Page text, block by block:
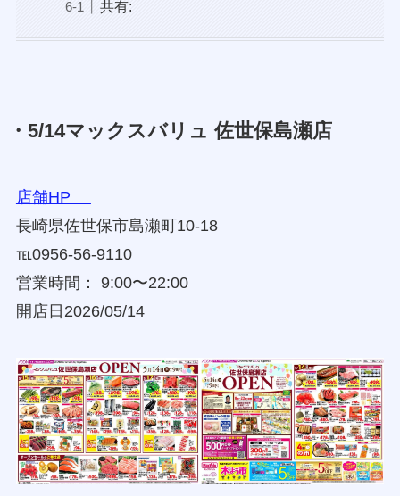
共有:
・5/14マックスバリュ 佐世保島瀬店
店舗HP
長崎県佐世保市島瀬町10-18
℡0956-56-9110
営業時間： 9:00〜22:00
開店日2026/05/14